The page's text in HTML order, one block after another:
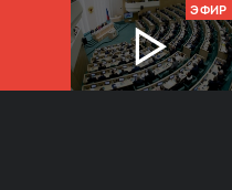
ЭФИР